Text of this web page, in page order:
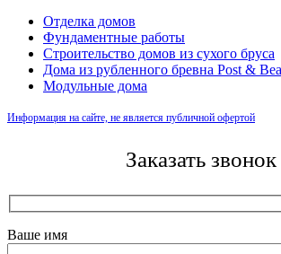
Отделка домов
Фундаментные работы
Строительство домов из сухого бруса
Дома из рубленного бревна Post &
Модульные дома
Информация на сайте, не является публичной офертой
Заказать звонок
Ваше имя